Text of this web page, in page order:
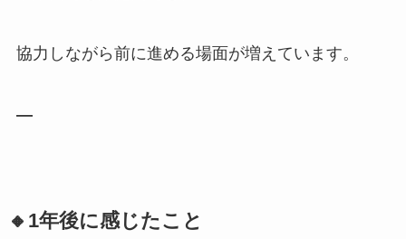
協力しながら前に進める場面が増えています。
—
🔸1年後に感じたこと